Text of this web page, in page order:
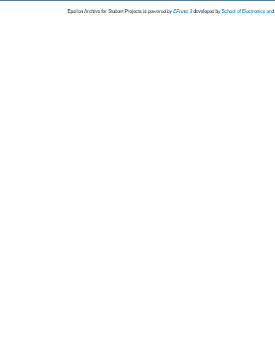
Epsilon Archive for Student Projects is powored byEPrints 3 developed by School of Electronics